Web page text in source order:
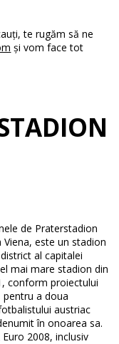
te rugăm să ne
și vom face tot
de Praterstadion
este un stadion
al capitalei
mai mare stadion din
conform proiectului
pentru a doua
austriac
în onoarea sa.
2008, inclusiv